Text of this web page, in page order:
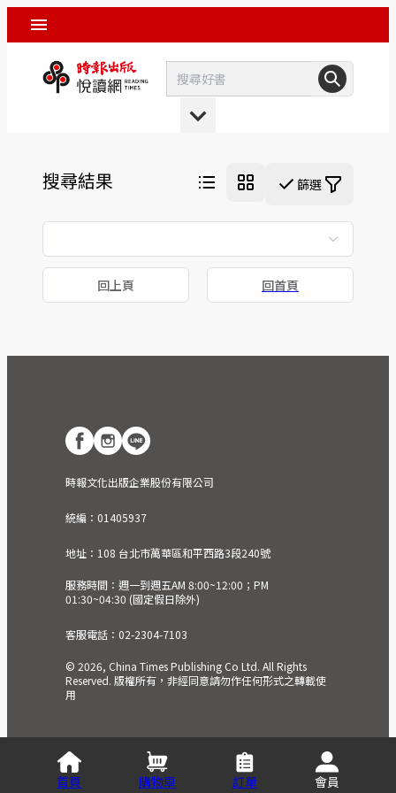
搜尋結果 篩選
回上頁 回首頁
時報文化出版企業股份有限公司
統編：01405937
地址：108 台北市萬華區和平西路3段240號
服務時間：週一到週五AM 8:00~12:00；PM
01:30~04:30 (國定假日除外)
客服電話：02-2304-7103
© 2026, China Times Publishing Co Ltd. All Rights
Reserved. 版權所有，非經同意請勿作任何形式之轉載使
用
首頁 購物車 訂單 會員